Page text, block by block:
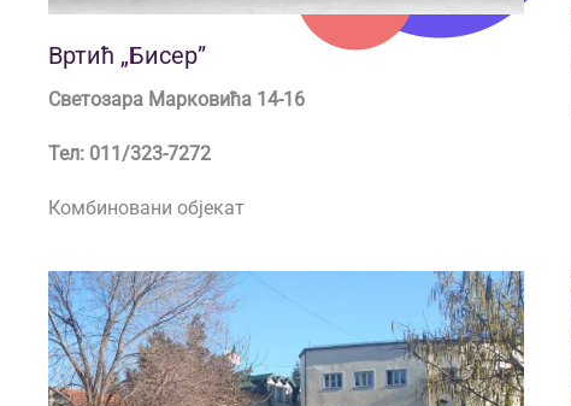
Вртић „Бисер”
Светозара Марковића 14-16
Тел: 011/323-7272
Комбиновани објекат